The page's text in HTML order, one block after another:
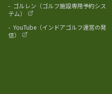
- ゴルレン（ゴルフ施設専用予約シス
テム）
- YouTube（インドアゴルフ運営の発
信）